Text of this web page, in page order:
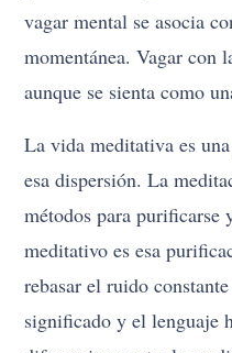
vagar mental se asocia
momentánea. Vagar con
aunque se sienta como
La vida meditativa es
esa dispersión. La
métodos para purificarse
meditativo es esa
rebasar el ruido
significado y el lenguaje